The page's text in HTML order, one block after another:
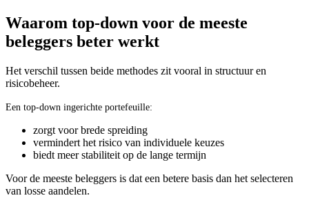
Waarom top-down voor de meeste
beleggers beter werkt
Het verschil tussen beide methodes zit vooral in structuur en
risicobeheer.
Een top-down ingerichte portefeuille:
zorgt voor brede spreiding
vermindert het risico van individuele keuzes
biedt meer stabiliteit op de lange termijn
Voor de meeste beleggers is dat een betere basis dan het selecteren
van losse aandelen.